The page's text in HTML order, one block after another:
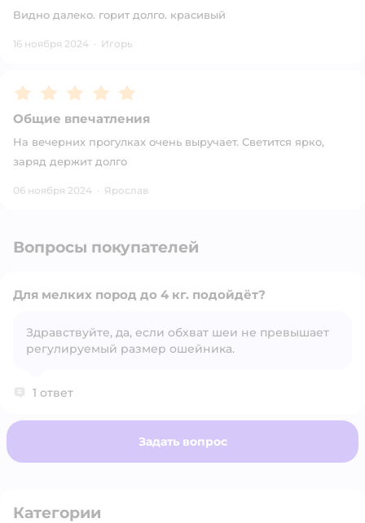
Видно далеко. горит долго. красивый
16 ноября 2024 · Игорь
Рейтинг:5
Общие впечатления
На вечерних прогулках очень выручает. Светится ярко,
заряд держит долго
06 ноября 2024 · Ярослав
Вопросы покупателей
Открыть вопрос
Для мелких пород до 4 кг. подойдёт?
Здравствуйте, да, если обхват шеи не превышает
регулируемый размер ошейника.
1 ответ
Задать вопрос
Категории